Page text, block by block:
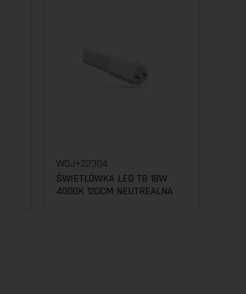
WOJ+22304
ŚWIETLÓWKA LED T8 18W
4000K 120CM NEUTREALNA